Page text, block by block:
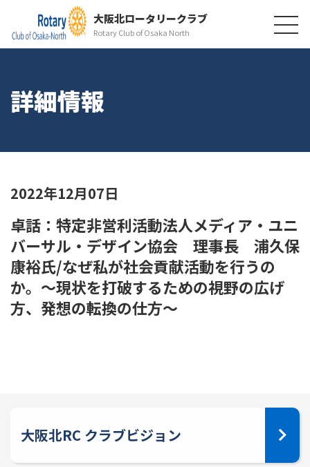
大阪北ロータリークラブ
Rotary Club of Osaka North
詳細情報
2022年12月07日
卓話：特定非営利活動法人メディア・ユニ
バーサル・デザイン協会 理事長 浦久保
康裕氏/なぜ私が社会貢献活動を行うの
か。～現状を打破するための視野の広げ
方、発想の転換の仕方～
大阪北RC クラブビジョン